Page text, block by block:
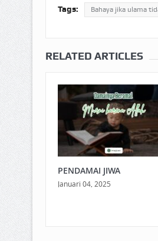
Tags: Bahaya jika ulama
RELATED ARTICLES
PENDAMAI JIWA
Januari 04, 2025